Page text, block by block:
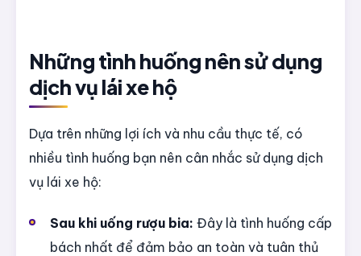
Những tình huống nên sử dụng
dịch vụ lái xe hộ
Dựa trên những lợi ích và nhu cầu thực tế, có
nhiều tình huống bạn nên cân nhắc sử dụng dịch
vụ lái xe hộ:
Sau khi uống rượu bia: Đây là tình huống cấp
bách nhất để đảm bảo an toàn và tuân thủ